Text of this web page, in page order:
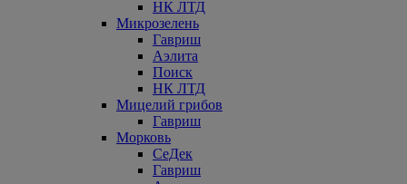
НК ЛТД
Микрозелень
Гавриш
Аэлита
Поиск
НК ЛТД
Мицелий грибов
Гавриш
Морковь
СеДек
Гавриш